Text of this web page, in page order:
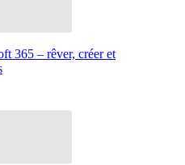
365 – rêver, créer et